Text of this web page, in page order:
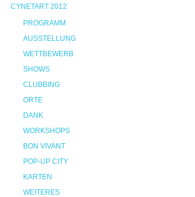
CYNETART 2012
PROGRAMM
AUSSTELLUNG
WETTBEWERB
SHOWS
CLUBBING
ORTE
DANK
WORKSHOPS
BON VIVANT
POP-UP CITY
KARTEN
WEITERES